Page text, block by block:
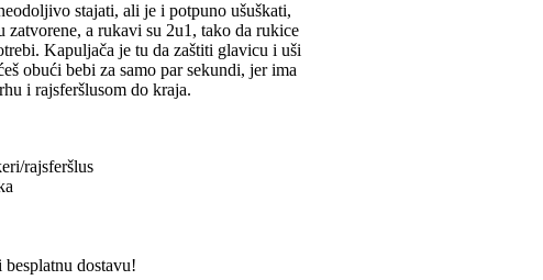
stajati, ali je i potpuno ušuškati,
a rukavi su 2u1, tako da rukice
Kapuljača je tu da zaštiti glavicu i uši
obući bebi za samo par sekundi, jer ima
i rajsferšlusom do kraja.
rajsferšlus
dostavu!